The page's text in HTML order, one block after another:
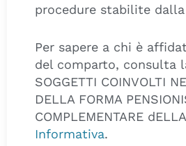
procedure stabilite dalla
Per sapere a chi è
del comparto, consulta
SOGGETTI COINVOLTI
DELLA FORMA
COMPLEMENTARE dELLA
Informativa.